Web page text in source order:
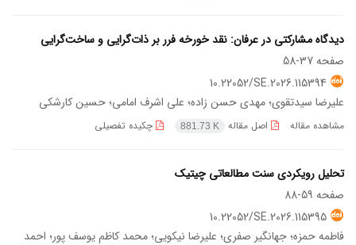
دیدگاه مشارکتی در عرفان: نقد خورخه فرر بر ذات‌گرایی و ساخت‌گرایی
صفحه37-58
10.22052/SE.2026.115394
علیرضا سیدتقوی؛ مهدی حسن زاده؛ علی اشرف امامی؛ حسین کارشکی
مشاهده مقاله اصل مقاله 881.73 K چکیده تفصیلی
تحلیل رویکردی سنت مطالعاتی چیتیک
صفحه 59-88
10.22052/SE.2026.115395
فاطمه حمزه؛ جهانگیر صفری؛ علیرضا نیکویی؛ محمد کاظم یوسف پور؛ احمد